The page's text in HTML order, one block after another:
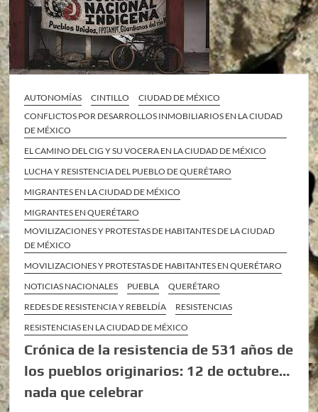
AUTONOMÍAS CINTILLO
CIUDAD DE MÉXICO
CONFLICTOS POR DESARROLLOS INMOBILIARIOS EN LA CIUDAD
DE MÉXICO
EL CAMINO DEL CIG Y SU VOCERA EN LA CIUDAD DE MÉXICO
LUCHA Y RESISTENCIA DEL PUEBLO DE QUERÉTARO
MIGRANTES EN LA CIUDAD DE MÉXICO
MIGRANTES EN QUERÉTARO
MOVILIZACIONES Y PROTESTAS DE HABITANTES DE LA CIUDAD
DE MÉXICO
MOVILIZACIONES Y PROTESTAS DE HABITANTES EN QUERÉTARO
NOTICIAS NACIONALES
PUEBLA
QUERÉTARO
REDES DE RESISTENCIA Y REBELDÍA
RESISTENCIAS
RESISTENCIAS EN LA CIUDAD DE MÉXICO
Crónica de la resistencia de 531 años de
los pueblos originarios: 12 de octubre…
nada que celebrar